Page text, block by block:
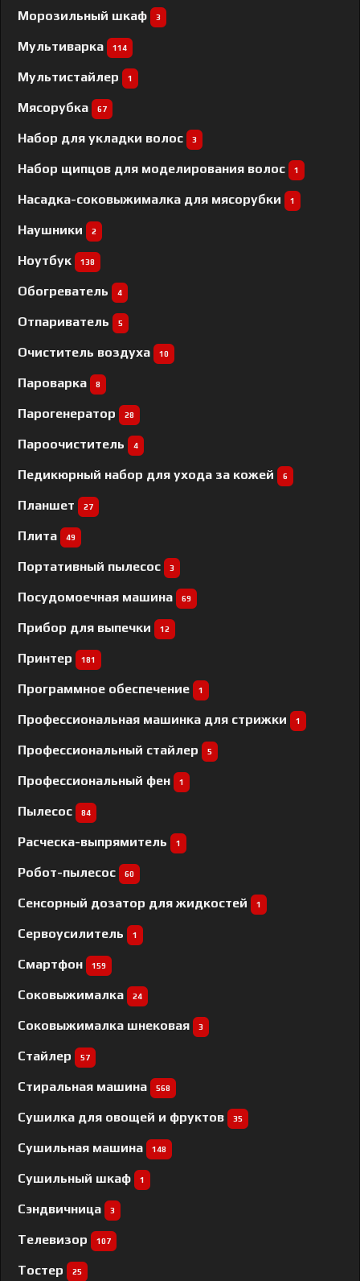
Морозильный шкаф 3
Мультиварка 114
Мультистайлер 1
Мясорубка 67
Набор для укладки волос 3
Набор щипцов для моделирования волос 1
Насадка-соковыжималка для мясорубки 1
Наушники 2
Ноутбук 138
Обогреватель 4
Отпариватель 5
Очиститель воздуха 10
Пароварка 8
Парогенератор 28
Пароочиститель 4
Педикюрный набор для ухода за кожей 6
Планшет 27
Плита 49
Портативный пылесос 3
Посудомоечная машина 69
Прибор для выпечки 12
Принтер 181
Программное обеспечение 1
Профессиональная машинка для стрижки 1
Профессиональный cтайлер 5
Профессиональный фен 1
Пылесос 84
Расческа-выпрямитель 1
Робот-пылесос 60
Сенсорный дозатор для жидкостей 1
Сервоусилитель 1
Смартфон 159
Соковыжималка 24
Соковыжималка шнековая 3
Стайлер 57
Стиральная машина 568
Сушилка для овощей и фруктов 35
Сушильная машина 148
Сушильный шкаф 1
Сэндвичница 3
Телевизор 107
Тостер 25